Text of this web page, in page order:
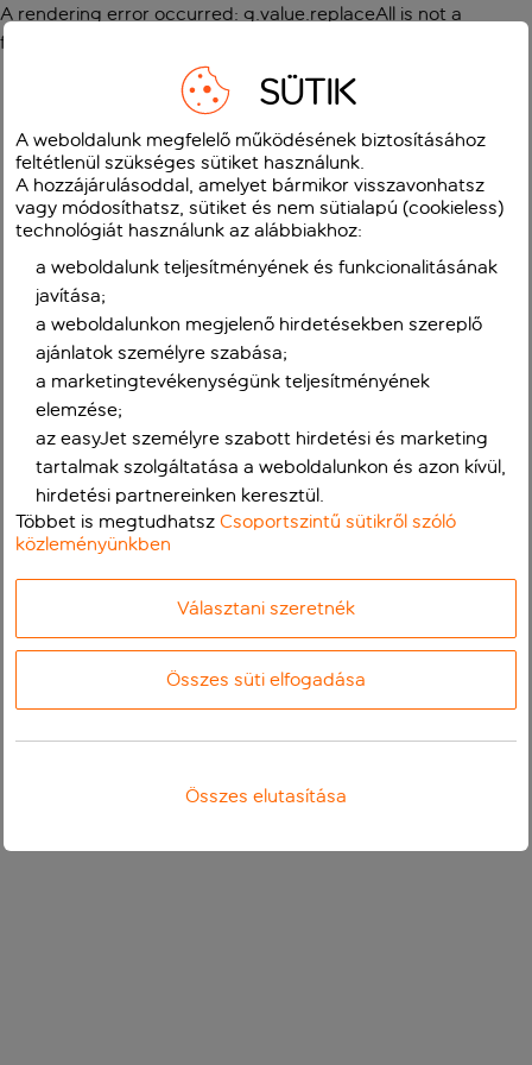
A rendering error occurred: g.value.replaceAll is not a
function
SÜTIK
A weboldalunk megfelelő működésének biztosításához
feltétlenül szükséges sütiket használunk.
A hozzájárulásoddal, amelyet bármikor visszavonhatsz
vagy módosíthatsz, sütiket és nem sütialapú (cookieless)
technológiát használunk az alábbiakhoz:
a weboldalunk teljesítményének és funkcionalitásának
javítása;
a weboldalunkon megjelenő hirdetésekben szereplő
ajánlatok személyre szabása;
a marketingtevékenységünk teljesítményének
elemzése;
az easyJet személyre szabott hirdetési és marketing
tartalmak szolgáltatása a weboldalunkon és azon kívül,
hirdetési partnereinken keresztül.
Többet is megtudhatszCsoportszintű sütikről szóló
közleményünkben
Választani szeretnék
Összes süti elfogadása
Összes elutasítása